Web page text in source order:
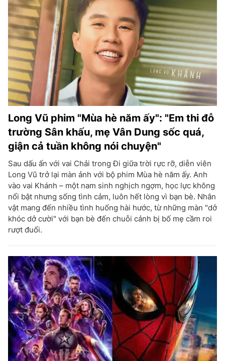
Long Vũ phim "Mùa hè năm ấy": "Em thi đỗ
trường Sân khấu, mẹ Vân Dung sốc quá,
giận cả tuần không nói chuyện"
Sau dấu ấn với vai Chải trong Đi giữa trời rực rỡ, diễn viên
Long Vũ trở lại màn ảnh với bộ phim Mùa hè năm ấy. Anh
vào vai Khánh – một nam sinh nghịch ngợm, học lực không
nổi bật nhưng sống tình cảm, luôn hết lòng vì bạn bè. Nhân
vật mang đến nhiều tình huống hài hước, từ những màn "dở
khóc dở cười" với bạn bè đến chuỗi cảnh bị bố mẹ cầm roi
rượt đuổi.